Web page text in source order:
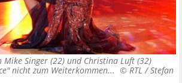
Mike Singer (22) und Christina Luft (32)
nicht zum Weiterkommen... © RTL / Stefan